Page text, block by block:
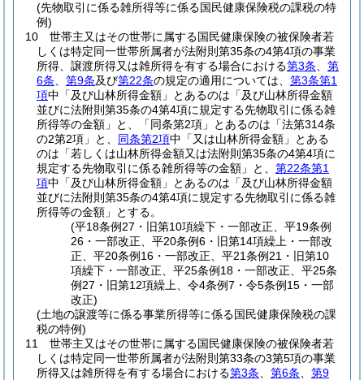
(先物取引に係る雑所得等に係る国民健康保険税の課税の特
例)
10
世帯主又はその世帯に属する国民健康保険の被保険者若
しくは特定同一世帯所属者が法附則第35条の4第4項の事業
所得、譲渡所得又は雑所得を有する場合における第3条
第
6条
第9条及び第22条の規定の適用については、 第3条第1
項中「及び山林所得金額」とあるのは「及び山林所得金額
並びに法附則第35条の4第4項に規定する先物取引に係る雑
所得等の金額」と、「同条第2項」とあるのは「法第314条
の2第2項」と、 同条第2項中「又は山林所得金額」とある
のは「若しくは山林所得金額又は法附則第35条の4第4項に
規定する先物取引に係る雑所得等の金額」と、 第22条第1
項中「及び山林所得金額」とあるのは「及び山林所得金額
並びに法附則第35条の4第4項に規定する先物取引に係る雑
所得等の金額」とする。
(平18条例27・旧第10項繰下・一部改正、平19条例
26・一部改正、平20条例6・旧第14項繰上・一部改
正、平20条例16・一部改正、平21条例21・旧第10
項繰下・一部改正、平25条例18・一部改正、平25条
例27・旧第12項繰上、令4条例7・令5条例15・一部
改正)
(土地の譲渡等に係る事業所得等に係る国民健康保険税の課
税の特例)
11
世帯主又はその世帯に属する国民健康保険の被保険者若
しくは特定同一世帯所属者が法附則第33条の3第5項の事業
所得又は雑所得を有する場合における第3条 第6条
第9